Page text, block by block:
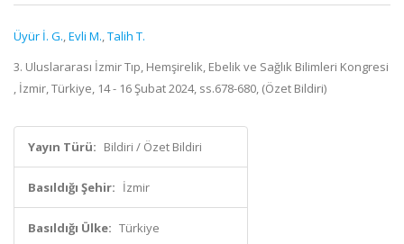
Üyür İ. G.,Evli M.,Talih T.
3. Uluslararası İzmir Tıp, Hemşirelik, Ebelik ve Sağlık Bilimleri Kongresi
, İzmir, Türkiye, 14 - 16 Şubat 2024, ss.678-680, (Özet Bildiri)
Yayın Türü: Bildiri / Özet Bildiri
Basıldığı Şehir: İzmir
Basıldığı Ülke: Türkiye